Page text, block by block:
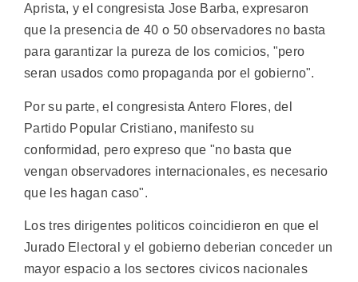
Aprista, y el congresista Jose Barba, expresaron
que la presencia de 40 o 50 observadores no basta
para garantizar la pureza de los comicios, "pero
seran usados como propaganda por el gobierno".
Por su parte, el congresista Antero Flores, del
Partido Popular Cristiano, manifesto su
conformidad, pero expreso que "no basta que
vengan observadores internacionales, es necesario
que les hagan caso".
Los tres dirigentes politicos coincidieron en que el
Jurado Electoral y el gobierno deberian conceder un
mayor espacio a los sectores civicos nacionales